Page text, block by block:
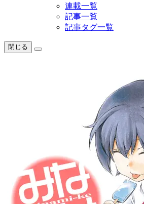
連載一覧
記事一覧
記事タグ一覧
閉じる